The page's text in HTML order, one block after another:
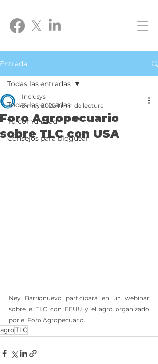
Entrada
Todas las entradas
Tu comunidad
Consejos para bloguear
Todas las entradas
Foro Agropecuario
sobre TLC con USA
Inclusys
3 may 2022 1 min de lectura
Ney Barrionuevo participará en un webinar
sobre el TLC con EEUU y el agro organizado
por el Foro Agropecuario.
agroTLC